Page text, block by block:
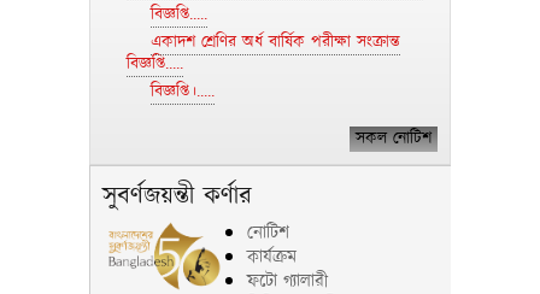
বিজ্ঞপ্তি.....
একাদশ শ্রেণির অর্ধ বার্ষিক পরীক্ষা সংক্রান্ত
বিজ্ঞপ্তি.....
বিজ্ঞপ্তি।.....
সকল নোটিশ
সুবর্ণজয়ন্তী কর্ণার
নোটিশ
কার্যক্রম
ফটো গ্যালারী